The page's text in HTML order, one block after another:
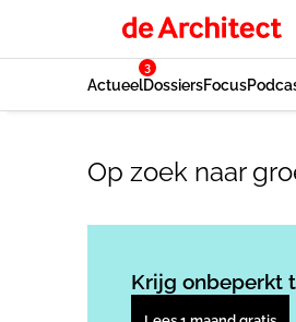
Actueel
3
DossiersFocus
Op zoek naar
Krijg onbeperkt